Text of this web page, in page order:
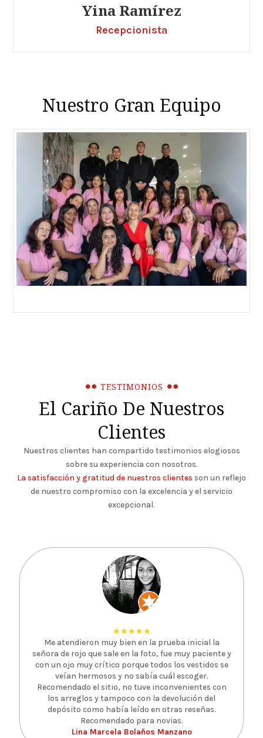
Yina Ramírez
Recepcionista
Nuestro Gran Equipo
TESTIMONIOS
El Cariño De Nuestros
Clientes
Nuestros clientes han compartido testimonios elogiosos
sobre su experiencia con nosotros.
La satisfacción y gratitud de nuestros clientes son un reflejo
de nuestro compromiso con la excelencia y el servicio
excepcional.
★★★★★
Me atendieron muy bien en la prueba inicial la
señora de rojo que sale en la foto, fue muy paciente y
con un ojo muy crítico porque todos los vestidos se
veían hermosos y no sabía cuál escoger.
Recomendado el sitio, no tuve inconvenientes con
los arreglos y tampoco con la devolución del
depósito como había leído en otras reseñas.
Recomendado para novias.
Lina Marcela Bolaños Manzano